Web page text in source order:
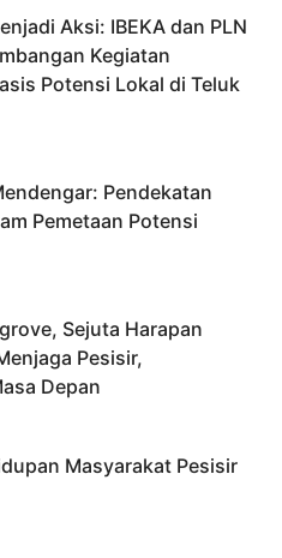
Aksi: IBEKA dan PLN
Kegiatan
Potensi Lokal di Teluk
Pendekatan
Pemetaan Potensi
Sejuta Harapan
Pesisir,
Depan
Masyarakat Pesisir